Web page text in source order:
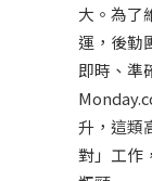
大。為了
運，後勤
即時、準
升，這類
對」工作